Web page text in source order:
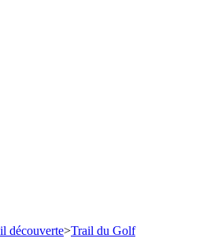
découverte>Trail du Golf